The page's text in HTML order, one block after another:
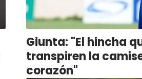
Giunta: "El hincha
transpiren la
corazón"